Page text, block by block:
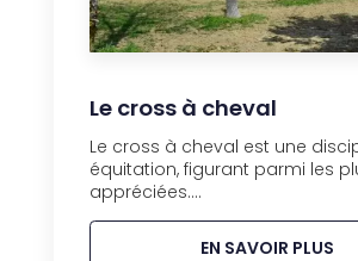
Le cross à cheval
Le cross à cheval est une
équitation, figurant parmi les
appréciées....
EN SAVOIR PLUS